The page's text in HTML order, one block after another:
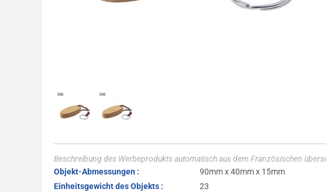
Beschreibung des Werbeprodukts automatisch aus dem Französischen
Objekt-Abmessungen :
90mm x 40mm x 15mm
Einheitsgewicht des Objekts :
23